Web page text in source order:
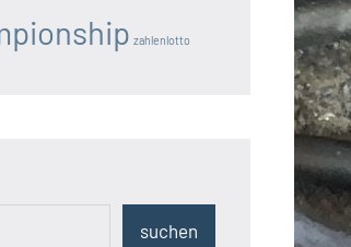
zahlenlotto
suchen